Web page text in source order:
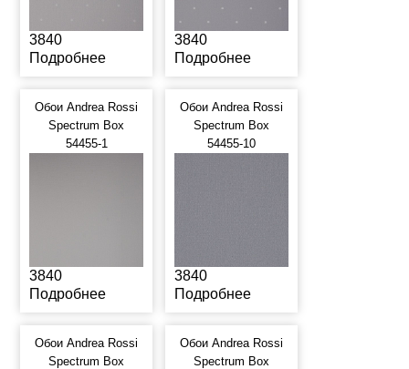
3840
Подробнее
3840
Подробнее
Обои Andrea Rossi
Spectrum Box
54455-1
3840
Подробнее
Обои Andrea Rossi
Spectrum Box
54455-10
3840
Подробнее
Обои Andrea Rossi
Spectrum Box
Обои Andrea Rossi
Spectrum Box